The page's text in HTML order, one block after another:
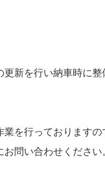
更新を行い納車時に
業を行っております
問い合わせください